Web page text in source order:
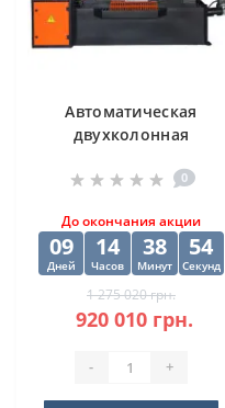
Автоматическая
двухколонная
DISPA MAKINA D-O
0
До окончания акции
09
Дней
14
Часов
38
Минут
53
Секунд
1 275 020 грн.
920 010 грн.
- +